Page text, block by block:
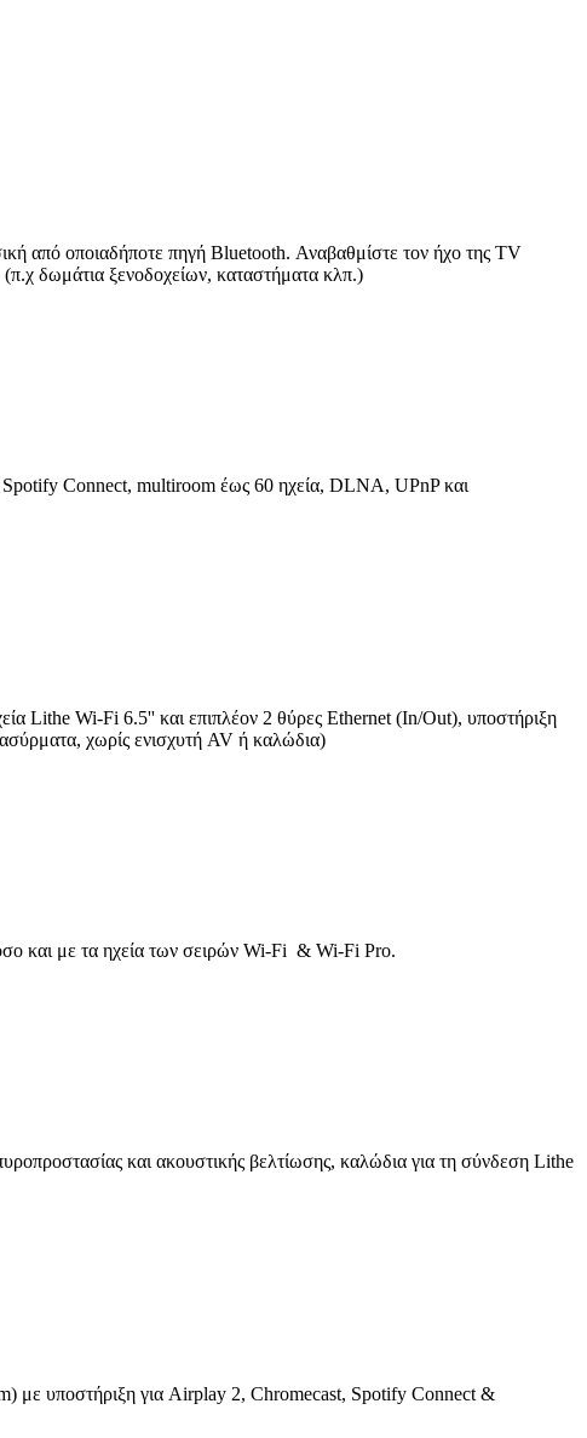
από οποιαδήποτε πηγή Bluetooth. Αναβαθμίστε τον ήχο της TV
(π.χ δωμάτια ξενοδοχείων, καταστήματα κλπ.)
Spotify Connect, multiroom έως 60 ηχεία, DLNA, UPnP και
Lithe Wi-Fi 6.5'' και επιπλέον 2 θύρες Ethernet (In/Out), υποστήριξη
χωρίς ενισχυτή AV ή καλώδια)
όσο και με τα ηχεία των σειρών Wi-Fi & Wi-Fi Pro.
και ακουστικής βελτίωσης, καλώδια για τη σύνδεση Lithe
με υποστήριξη για Airplay 2, Chromecast, Spotify Connect &